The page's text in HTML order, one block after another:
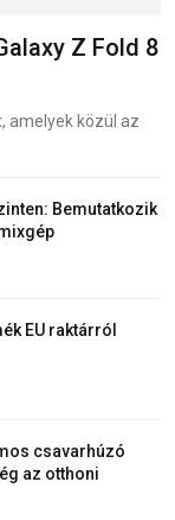
Z Fold 8
amelyek közül az
Bemutatkozik
EU raktárról
csavarhúzó
az otthoni